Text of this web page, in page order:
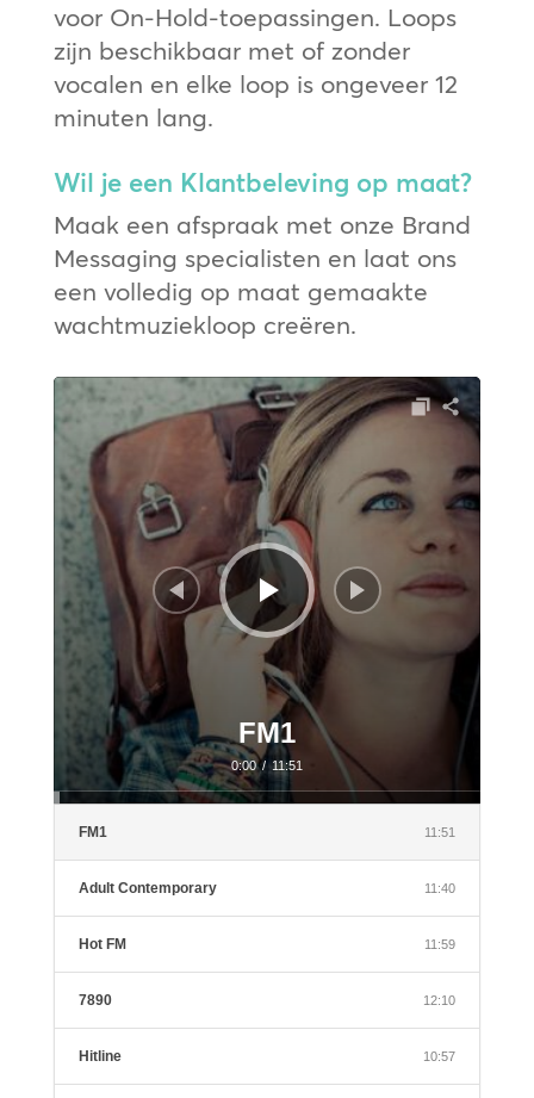
voor On-Hold-toepassingen. Loops
zijn beschikbaar met of zonder
vocalen en elke loop is ongeveer 12
minuten lang.
Wil je een Klantbeleving op maat?
Maak een afspraak met onze Brand
Messaging specialisten en laat ons
een volledig op maat gemaakte
wachtmuziekloop creëren.
Audiospeler
FM1
0:00 / 11:51
FM1 11:51
Adult Contemporary 11:40
Hot FM 11:59
7890 12:10
Hitline 10:57